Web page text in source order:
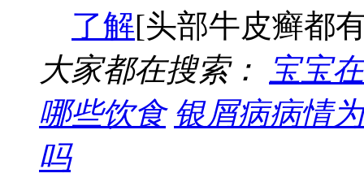
了解[头部牛皮癣都
大家都在搜索：
宝宝
哪些饮食 银屑病病情
吗